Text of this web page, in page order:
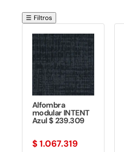
☰ Filtros
Alfombra
modular INTENT
Azul $ 239.309
$ 1.067.319